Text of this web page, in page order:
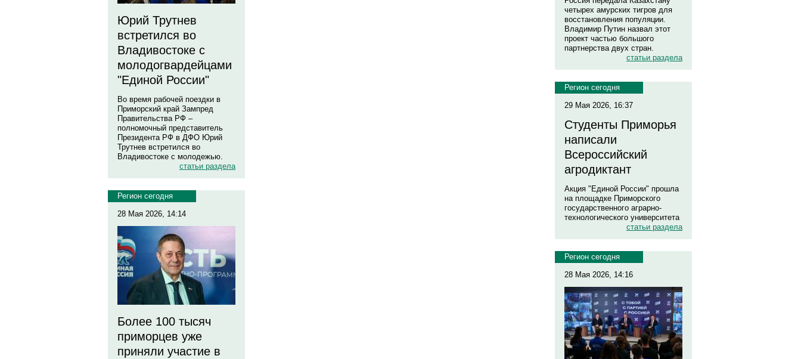
Юрий Трутнев
встретился во
Владивостоке с
молодогвардейцами
"Единой России"
Во время рабочей поездки в
Приморский край Зампред
Правительства РФ –
полномочный представитель
Президента РФ в ДФО Юрий
Трутнев встретился во
Владивостоке с молодежью.
статьи раздела
Регион сегодня
28 Мая 2026, 14:14
Более 100 тысяч
приморцев уже
приняли участие в
четырех амурских тигров для
восстановления популяции.
Владимир Путин назвал этот
проект частью большого
партнерства двух стран.
статьи раздела
Регион сегодня
29 Мая 2026, 16:37
Студенты Приморья
написали
Всероссийский
агродиктант
Акция "Единой России" прошла
на площадке Приморского
государственного аграрно-
технологического университета
статьи раздела
Регион сегодня
28 Мая 2026, 14:16